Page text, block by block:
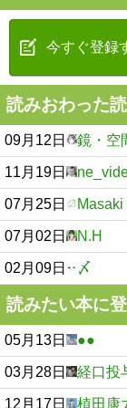
今すぐ登録
読みおわった
09月12日 鏡・空
11月19日
07月25日 Masaki
07月02日 N.H
02月09日 〆
読みたい本に
05月13日 ●●
03月28日 経口投
12月17日 植田康